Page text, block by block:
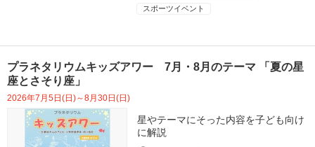
スポーツイベント
プラネタリウムキッズアワー 7月・8月のテーマ 「夏の星
座とさそり座」
2026年7月5日(日)～8月30日(日)
星やテーマにそった内容を子ども向け
に解説